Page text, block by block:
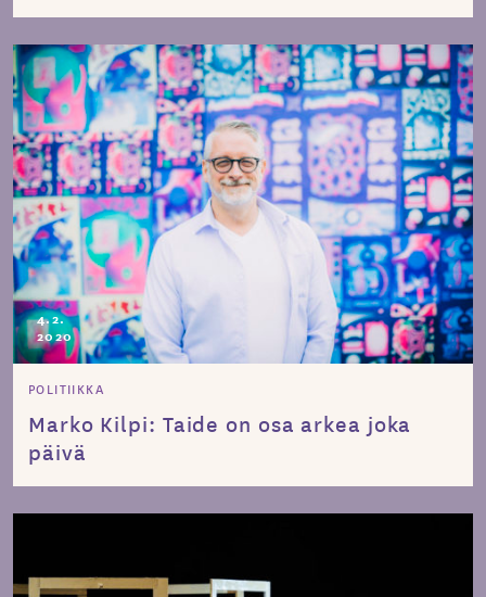
4.2.
2020
POLITIIKKA
Marko Kilpi: Taide on osa arkea joka
päivä